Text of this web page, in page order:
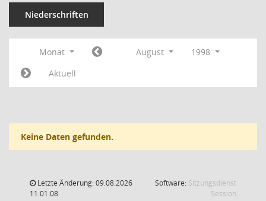
Niederschriften
Monat August
1998
Aktuell
Keine Daten gefunden.
Letzte Änderung: 09.08.2026
11:01:08
Software: Sitzungsdienst
Session